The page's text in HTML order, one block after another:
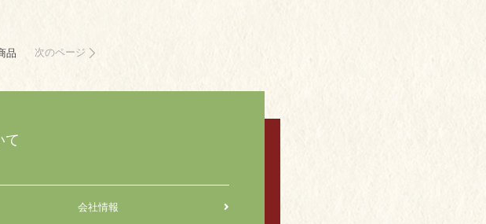
品 次のページ
て
会社情報